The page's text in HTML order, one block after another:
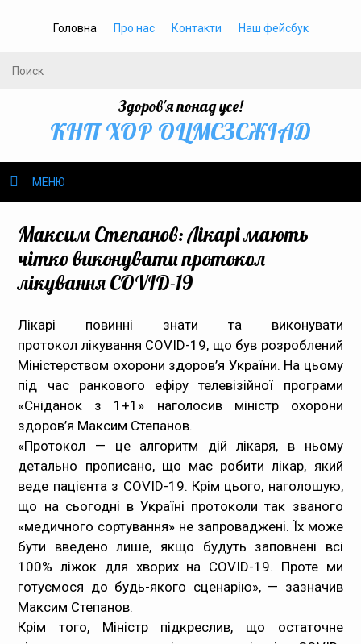
Головна Про нас Контакти Наш фейсбук
Здоров'я понад усе!
КНП ХОР ОЦМСЗСЖIАД
МЕНЮ
Громадське здоров’я
Громадянам
Медпрацівникам
Статистика
Документи
Контакти
Карта сайта
Максим Степанов: Лікарі мають
чітко виконувати протокол
лікування COVID-19
Лікарі повинні знати та виконувати
протокол лікування COVID-19, що був розроблений
Міністерством охорони здоров’я України. На цьому
під час ранкового ефіру телевізійної програми
«Сніданок з 1+1» наголосив міністр охорони
здоров’я Максим Степанов.
«Протокол — це алгоритм дій лікаря, в ньому
детально прописано, що має робити лікар, який
веде пацієнта з COVID-19. Крім цього, наголошую,
що на сьогодні в Україні протоколи так званого
«медичного сортування» не запроваджені. Їх може
бути введено лише, якщо будуть заповнені всі
100% ліжок для хворих на COVID-19. Проте ми
готуємося до будь-якого сценарію», — зазначив
Максим Степанов.
Крім того, Міністр підкреслив, що остаточне